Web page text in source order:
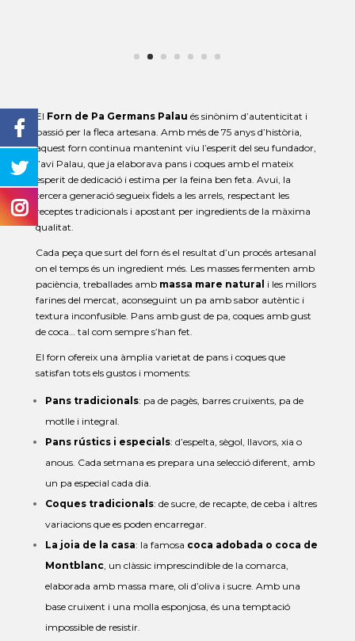
El Forn de Pa Germans Palau és sinònim d’autenticitat i
passió per la fleca artesana. Amb més de 75 anys d’història,
aquest forn continua mantenint viu l’esperit del seu fundador,
l’avi Palau, que ja elaborava pans i coques amb el mateix
esperit de dedicació i estima per la feina ben feta. Avui, la
tercera generació segueix fidels a les arrels, respectant les
receptes tradicionals i apostant per ingredients de la màxima
qualitat.
Cada peça que surt del forn és el resultat d’un procés artesanal
on el temps és un ingredient més. Les masses fermenten amb
paciència, treballades amb massa mare natural i les millors
farines del mercat, aconseguint un pa amb sabor autèntic i
textura inconfusible. Pans amb gust de pa, coques amb gust
de coca… tal com sempre s’han fet.
El forn ofereix una àmplia varietat de pans i coques que
satisfan tots els gustos i moments:
Pans tradicionals: pa de pagès, barres cruixents, pa de
motlle i integral.
Pans rústics i especials: d’espelta, sègol, llavors, xia o
anous. Cada setmana es prepara una selecció diferent, amb
un pa especial cada dia.
Coques tradicionals: de sucre, de recapte, de ceba i altres
variacions que es poden encarregar.
La joia de la casa: la famosa coca adobada o coca de
Montblanc, un clàssic imprescindible de la comarca,
elaborada amb massa mare, oli d’oliva i sucre. Amb una
base cruixent i una molla esponjosa, és una temptació
impossible de resistir.